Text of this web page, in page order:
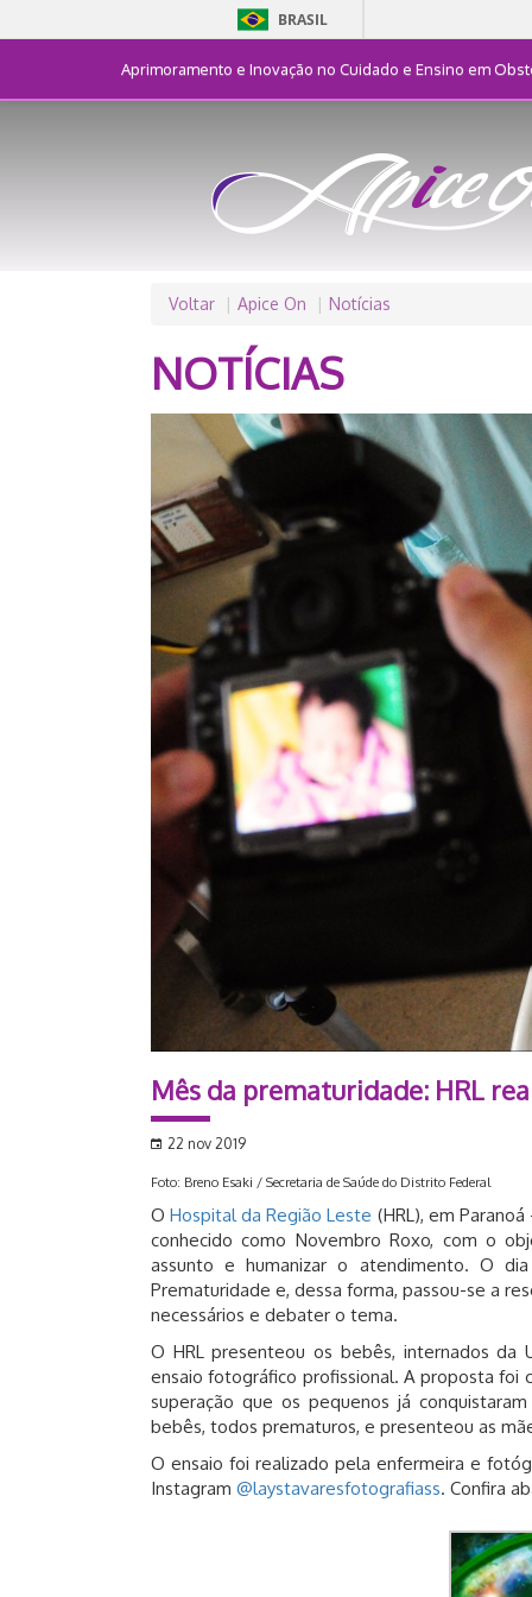
BRASIL
Aprimoramento e Inovação no Cuidado e Ensino em
Voltar Apice On Notícias
NOTÍCIAS
Mês da prematuridade: HRL
22 nov 2019
Foto: Breno Esaki / Secretaria de Saúde do Distrito Federal
OHospital da Região Leste (HRL), em
conhecido como Novembro Roxo, com o
assunto e humanizar o atendimento. O
Prematuridade e, dessa forma, passou-se a
necessários e debater o tema.
O HRL presenteou os bebês, internados da
ensaio fotográfico profissional. A proposta foi
superação que os pequenos já
bebês, todos prematuros, e presenteou as
O ensaio foi realizado pela enfermeira e
Instagram @laystavaresfotografiass. Confira